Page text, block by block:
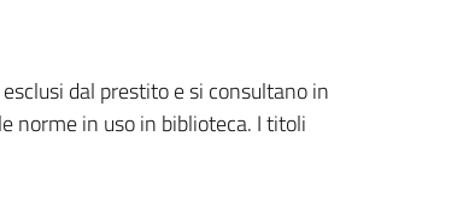
dal prestito e si consultano in
norme in uso in biblioteca. I titoli